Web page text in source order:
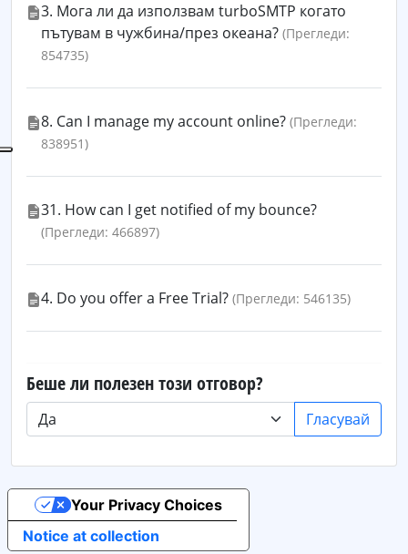
3. Мога ли да използвам turboSMTP когато
пътувам в чужбина/през океана? (Прегледи:
854735)
8. Can I manage my account online? (Прегледи:
838951)
31. How can I get notified of my bounce?
(Прегледи: 466897)
4. Do you offer a Free Trial? (Прегледи: 546135)
Беше ли полезен този отговор?
Гласувай
Notice at collection
Your Privacy Choices